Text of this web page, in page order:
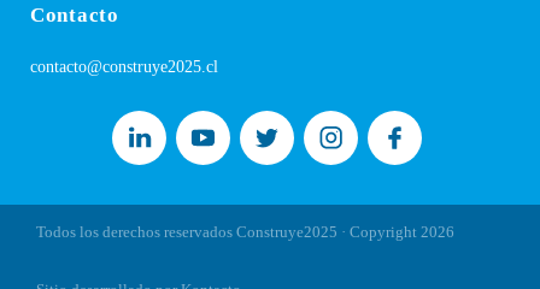
Contacto
contacto@construye2025.cl
Todos los derechos reservados Construye2025 · Copyright 2026